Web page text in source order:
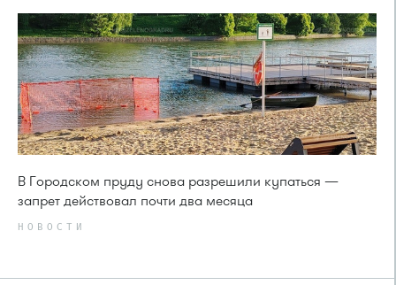
В Городском пруду снова разрешили купаться —
запрет действовал почти два месяца
НОВОСТИ